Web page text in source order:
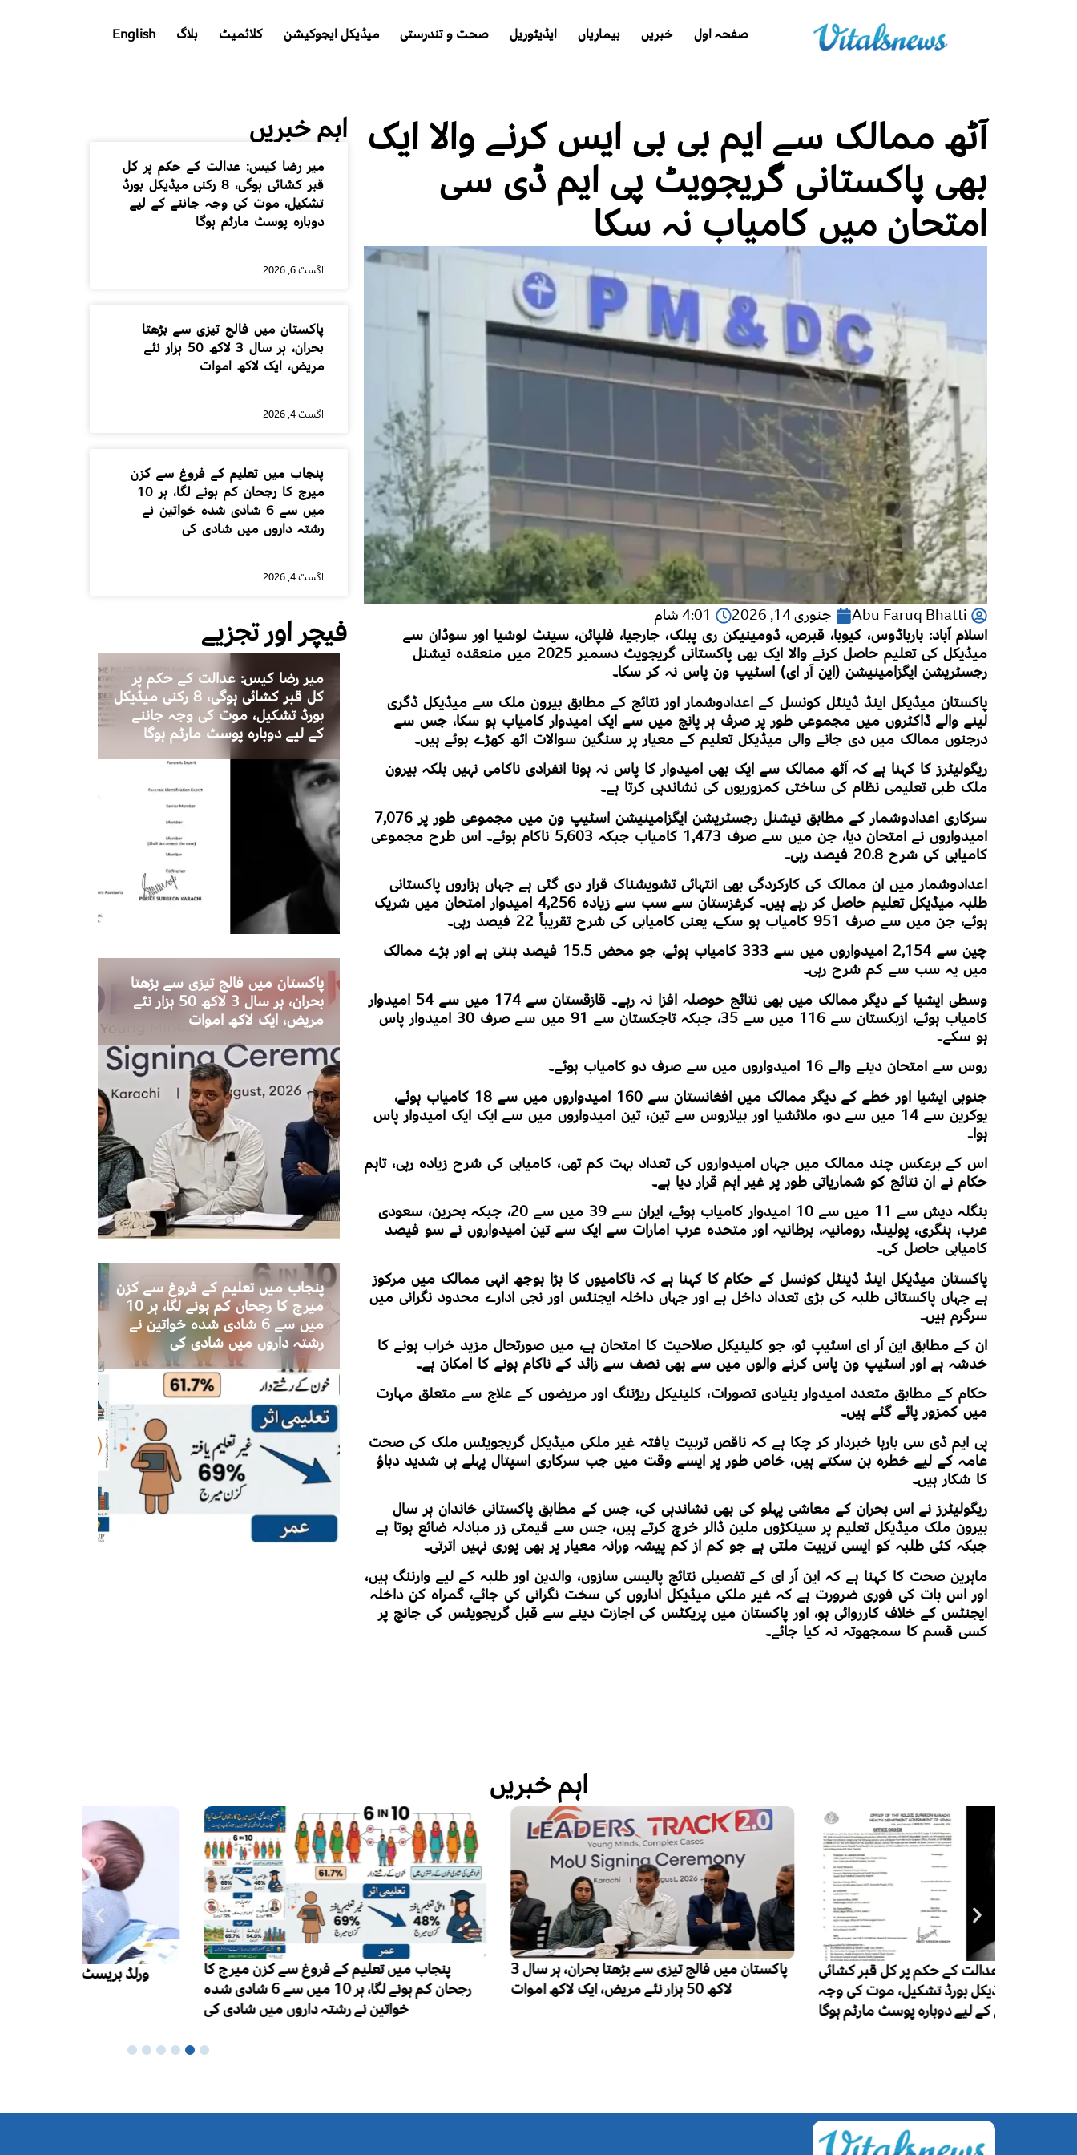
صفحہ اول خبریں بیماریاں ایڈیٹوریل صحت و تندرستی میڈیکل ایجوکیشن کلائمیٹ بلاگ English
آٹھ ممالک سے ایم بی بی ایس کرنے والا ایک
بھی پاکستانی گریجویٹ پی ایم ڈی سی
امتحان میں کامیاب نہ سکا
Abu Faruq Bhatti جنوری 14, 2026
4:01 شام
اسلام آباد: بارباڈوس، کیوبا، قبرص، ڈومینیکن ری پبلک، جارجیا، فلپائن، سینٹ لوشیا اور سوڈان سے
میڈیکل کی تعلیم حاصل کرنے والا ایک بھی پاکستانی گریجویٹ دسمبر 2025 میں منعقدہ نیشنل
رجسٹریشن ایگزامینیشن (این آر ای) اسٹیپ ون پاس نہ کر سکا۔
پاکستان میڈیکل اینڈ ڈینٹل کونسل کے اعدادوشمار اور نتائج کے مطابق بیرون ملک سے میڈیکل ڈگری
لینے والے ڈاکٹروں میں مجموعی طور پر صرف ہر پانچ میں سے ایک امیدوار کامیاب ہو سکا، جس سے
درجنوں ممالک میں دی جانے والی میڈیکل تعلیم کے معیار پر سنگین سوالات اٹھ کھڑے ہوئے ہیں۔
ریگولیٹرز کا کہنا ہے کہ آٹھ ممالک سے ایک بھی امیدوار کا پاس نہ ہونا انفرادی ناکامی نہیں بلکہ بیرون
ملک طبی تعلیمی نظام کی ساختی کمزوریوں کی نشاندہی کرتا ہے۔
سرکاری اعدادوشمار کے مطابق نیشنل رجسٹریشن ایگزامینیشن اسٹیپ ون میں مجموعی طور پر 7,076
امیدواروں نے امتحان دیا، جن میں سے صرف 1,473 کامیاب جبکہ 5,603 ناکام ہوئے۔ اس طرح مجموعی
کامیابی کی شرح 20.8 فیصد رہی۔
اعدادوشمار میں ان ممالک کی کارکردگی بھی انتہائی تشویشناک قرار دی گئی ہے جہاں ہزاروں پاکستانی
طلبہ میڈیکل تعلیم حاصل کر رہے ہیں۔ کرغزستان سے سب سے زیادہ 4,256 امیدوار امتحان میں شریک
ہوئے، جن میں سے صرف 951 کامیاب ہو سکے، یعنی کامیابی کی شرح تقریباً 22 فیصد رہی۔
چین سے 2,154 امیدواروں میں سے 333 کامیاب ہوئے، جو محض 15.5 فیصد بنتی ہے اور بڑے ممالک
میں یہ سب سے کم شرح رہی۔
وسطی ایشیا کے دیگر ممالک میں بھی نتائج حوصلہ افزا نہ رہے۔ قازقستان سے 174 میں سے 54 امیدوار
کامیاب ہوئے، ازبکستان سے 116 میں سے 35، جبکہ تاجکستان سے 91 میں سے صرف 30 امیدوار پاس
ہو سکے۔
روس سے امتحان دینے والے 16 امیدواروں میں سے صرف دو کامیاب ہوئے۔
جنوبی ایشیا اور خطے کے دیگر ممالک میں افغانستان سے 160 امیدواروں میں سے 18 کامیاب ہوئے،
یوکرین سے 14 میں سے دو، ملائشیا اور بیلاروس سے تین، تین امیدواروں میں سے ایک ایک امیدوار پاس
ہوا۔
اس کے برعکس چند ممالک میں جہاں امیدواروں کی تعداد بہت کم تھی، کامیابی کی شرح زیادہ رہی، تاہم
حکام نے ان نتائج کو شماریاتی طور پر غیر اہم قرار دیا ہے۔
بنگلہ دیش سے 11 میں سے 10 امیدوار کامیاب ہوئے، ایران سے 39 میں سے 20، جبکہ بحرین، سعودی
عرب، ہنگری، پولینڈ، رومانیہ، برطانیہ اور متحدہ عرب امارات سے ایک سے تین امیدواروں نے سو فیصد
کامیابی حاصل کی۔
پاکستان میڈیکل اینڈ ڈینٹل کونسل کے حکام کا کہنا ہے کہ ناکامیوں کا بڑا بوجھ انہی ممالک میں مرکوز
ہے جہاں پاکستانی طلبہ کی بڑی تعداد داخل ہے اور جہاں داخلہ ایجنٹس اور نجی ادارے محدود نگرانی میں
سرگرم ہیں۔
ان کے مطابق این آر ای اسٹیپ ٹو، جو کلینیکل صلاحیت کا امتحان ہے، میں صورتحال مزید خراب ہونے کا
خدشہ ہے اور اسٹیپ ون پاس کرنے والوں میں سے بھی نصف سے زائد کے ناکام ہونے کا امکان ہے۔
حکام کے مطابق متعدد امیدوار بنیادی تصورات، کلینیکل ریژننگ اور مریضوں کے علاج سے متعلق مہارت
میں کمزور پائے گئے ہیں۔
پی ایم ڈی سی بارہا خبردار کر چکا ہے کہ ناقص تربیت یافتہ غیر ملکی میڈیکل گریجویٹس ملک کی صحت
عامہ کے لیے خطرہ بن سکتے ہیں، خاص طور پر ایسے وقت میں جب سرکاری اسپتال پہلے ہی شدید دباؤ
کا شکار ہیں۔
ریگولیٹرز نے اس بحران کے معاشی پہلو کی بھی نشاندہی کی، جس کے مطابق پاکستانی خاندان ہر سال
بیرون ملک میڈیکل تعلیم پر سینکڑوں ملین ڈالر خرچ کرتے ہیں، جس سے قیمتی زر مبادلہ ضائع ہوتا ہے
جبکہ کئی طلبہ کو ایسی تربیت ملتی ہے جو کم از کم پیشہ ورانہ معیار پر بھی پوری نہیں اترتی۔
ماہرین صحت کا کہنا ہے کہ این آر ای کے تفصیلی نتائج پالیسی سازوں، والدین اور طلبہ کے لیے وارننگ ہیں،
اور اس بات کی فوری ضرورت ہے کہ غیر ملکی میڈیکل اداروں کی سخت نگرانی کی جائے، گمراہ کن داخلہ
ایجنٹس کے خلاف کارروائی ہو، اور پاکستان میں پریکٹس کی اجازت دینے سے قبل گریجویٹس کی جانچ پر
کسی قسم کا سمجھوتہ نہ کیا جائے۔
اہم خبریں
میر رضا کیس: عدالت کے حکم پر کل
قبر کشائی ہوگی، 8 رکنی میڈیکل بورڈ
تشکیل، موت کی وجہ جاننے کے لیے
دوبارہ پوسٹ مارٹم ہوگا
اگست 6, 2026
پاکستان میں فالج تیزی سے بڑھتا
بحران، ہر سال 3 لاکھ 50 ہزار نئے
مریض، ایک لاکھ اموات
اگست 4, 2026
پنجاب میں تعلیم کے فروغ سے کزن
میرج کا رجحان کم ہونے لگا، ہر 10
میں سے 6 شادی شدہ خواتین نے
رشتہ داروں میں شادی کی
اگست 4, 2026
فیچر اور تجزیے
میر رضا کیس: عدالت کے حکم پر
کل قبر کشائی ہوگی، 8 رکنی میڈیکل
بورڈ تشکیل، موت کی وجہ جاننے
کے لیے دوبارہ پوسٹ مارٹم ہوگا
پاکستان میں فالج تیزی سے بڑھتا
بحران، ہر سال 3 لاکھ 50 ہزار نئے
مریض، ایک لاکھ اموات
پنجاب میں تعلیم کے فروغ سے کزن
میرج کا رجحان کم ہونے لگا، ہر 10
میں سے 6 شادی شدہ خواتین نے
رشتہ داروں میں شادی کی
اہم خبریں
پاکستان میں فالج تیزی سے بڑھتا بحران، ہر سال 3
لاکھ 50 ہزار نئے مریض، ایک لاکھ اموات
پنجاب میں تعلیم کے فروغ سے کزن میرج کا
رجحان کم ہونے لگا، ہر 10 میں سے 6 شادی شدہ
خواتین نے رشتہ داروں میں شادی کی
ورلڈ بریسٹ فیڈنگ ویک کا آغاز، ماں کا دودھ
نومولود بچوں کی بہترین غذا قرار